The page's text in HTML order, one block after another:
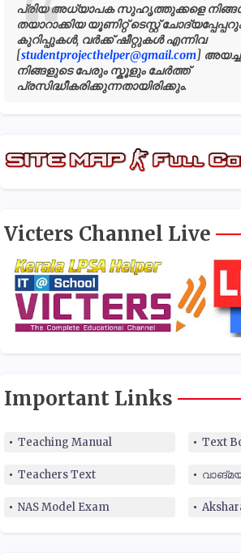
പ്രിയ അധ്യാപക സുഹൃത്തുക്കളെ നിങ്ങൾ
തയാറാക്കിയ യൂണിറ്റ് ടെസ്റ്റ്
കുറിപ്പുകൾ, വർക്ക് ഷീറ്റുകൾ എന്നിവ
[studentprojecthelper@gmail.com]
നിങ്ങളുടെ പേരും സ്കൂളും ചേർത്ത്
പ്രസിദ്ധീകരിക്കുന്നതായിരിക്കും.
Victers Channel Live
Important Links
Teaching Manual Text
Teachers Text
NAS Model Exam